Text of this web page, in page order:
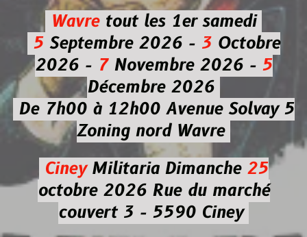
Wavretout les 1er samedi
5Septembre 2026 - 3Octobre
2026 -7Novembre 2026 - 5
Décembre 2026
De 7h00 à 12h00 Avenue Solvay 5
Zoning nord Wavre
CineyMilitaria Dimanche 25
octobre 2026Rue du marché
couvert 3 - 5590 Ciney